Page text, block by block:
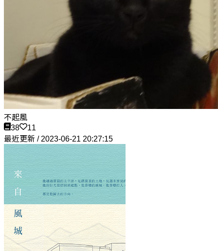
不起風
38
11
最近更新 / 2023-06-21 20:27:15